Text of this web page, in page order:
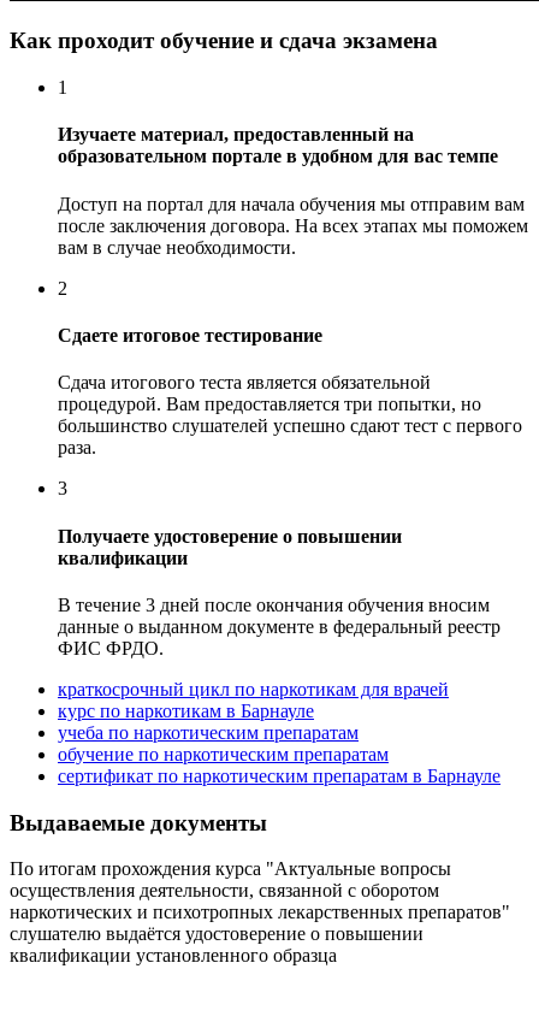
Как проходит обучение и сдача экзамена
1
Изучаете материал, предоставленный на
образовательном портале в удобном для вас темпе
Доступ на портал для начала обучения мы отправим вам
после заключения договора. На всех этапах мы поможем
вам в случае необходимости.
2
Сдаете итоговое тестирование
Сдача итогового теста является обязательной
процедурой. Вам предоставляется три попытки, но
большинство слушателей успешно сдают тест с первого
раза.
3
Получаете удостоверение о повышении
квалификации
В течение 3 дней после окончания обучения вносим
данные о выданном документе в федеральный реестр
ФИС ФРДО.
краткосрочный цикл по наркотикам для врачей
курс по наркотикам в Барнауле
учеба по наркотическим препаратам
обучение по наркотическим препаратам
сертификат по наркотическим препаратам в Барнауле
Выдаваемые документы
По итогам прохождения курса "Актуальные вопросы
осуществления деятельности, связанной с оборотом
наркотических и психотропных лекарственных препаратов"
слушателю выдаётся удостоверение о повышении
квалификации установленного образца